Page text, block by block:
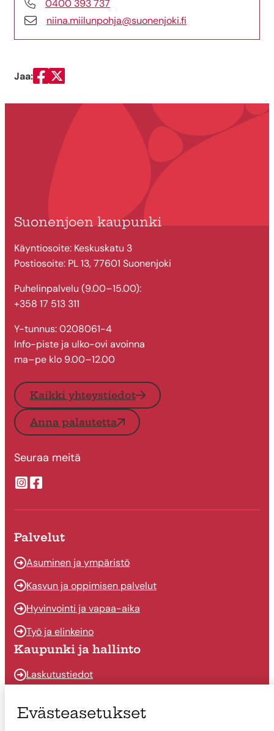
0400 393 737
niina.miilunpohja@suonenjoki.fi
Jaa:
Jaa Facebookissa
Jaa Twitterissä
Suonenjoen kaupunki
Käyntiosoite: Keskuskatu 3
Postiosoite: PL 13, 77601 Suonenjoki
Puhelinpalvelu (9.00–15.00):
+358 17 513 311
Y-tunnus: 0208061-4
Info-piste ja ulko-ovi avoinna
ma–pe klo 9.00–12.00
Kaikki yhteystiedot
Anna palautetta
Seuraa meitä
Suonenjoen kaupungin Instragram
Suonenjoen kaupungin Facebook
Palvelut
Asuminen ja ympäristö
Kasvun ja oppimisen palvelut
Hyvinvointi ja vapaa-aika
Työ ja elinkeino
Kaupunki ja hallinto
Laskutustiedot
Päätöksenteko
Evästeasetukset